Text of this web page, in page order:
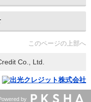
このページの上部へ
by